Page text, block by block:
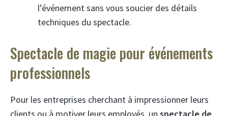
l’événement sans vous soucier des détails
techniques du spectacle.
Spectacle de magie pour événements
professionnels
Pour les entreprises cherchant à impressionner leurs